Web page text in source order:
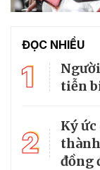
ĐỌC NHIỀU
1
tiễn
2
Ký
đồng